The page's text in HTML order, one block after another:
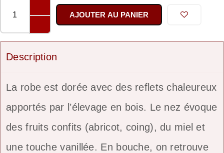
AJOUTER AU PANIER
Description
La robe est dorée avec des reflets chaleureux
apportés par l’élevage en bois. Le nez évoque
des fruits confits (abricot, coing), du miel et
une touche vanillée. En bouche, on retrouve